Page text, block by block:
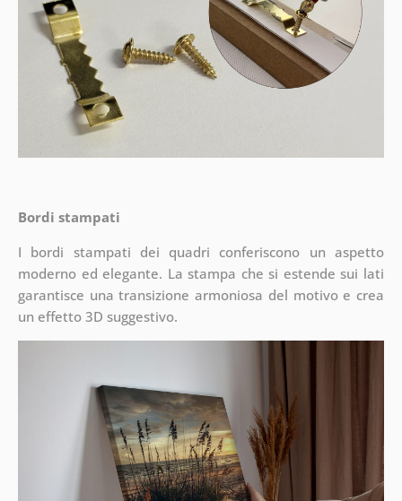
Bordi stampati
I bordi stampati dei quadri conferiscono un aspetto
moderno ed elegante. La stampa che si estende sui lati
garantisce una transizione armoniosa del motivo e crea
un effetto 3D suggestivo.